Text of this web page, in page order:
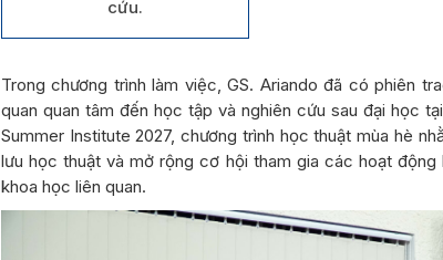
cứu.
Trong chương trình làm việc, GS. Ariando đã có phiên
quan quan tâm đến học tập và nghiên cứu sau đại học
Summer Institute 2027, chương trình học thuật mùa hè
lưu học thuật và mở rộng cơ hội tham gia các hoạt
khoa học liên quan.